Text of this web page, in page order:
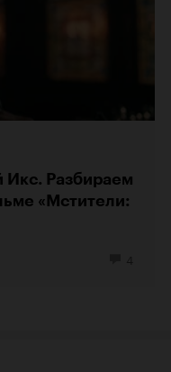
Икс. Разбираем
«Мстители: